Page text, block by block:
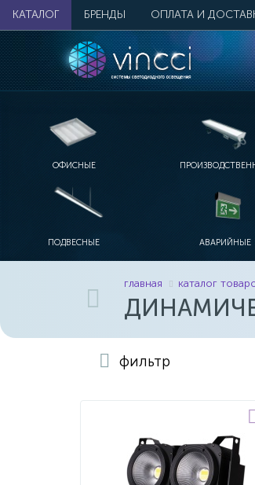
КАТАЛОГ БРЕНДЫ ОПЛАТА И
ОФИСНЫЕ
ПОДВЕСНЫЕ АВАРИЙНЫЕ
главная каталог
фильтр